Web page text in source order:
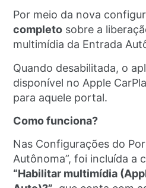
Por meio da nova
completo sobre a
multimídia da Entrada
Quando desabilitada, o
disponível no Apple
para aquele portal.
Como funciona?
Nas Configurações do
Autônoma”, foi incluída a
“Habilitar multimídia